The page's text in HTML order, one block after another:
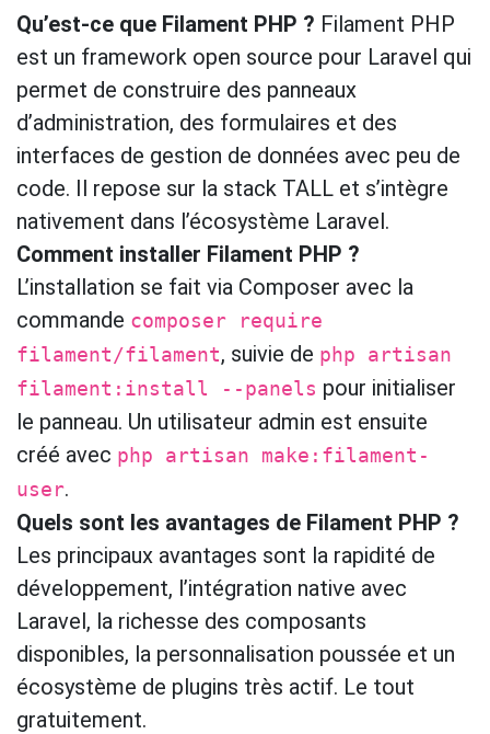
Qu’est-ce que Filament PHP ? Filament PHP
est un framework open source pour Laravel qui
permet de construire des panneaux
d’administration, des formulaires et des
interfaces de gestion de données avec peu de
code. Il repose sur la stack TALL et s’intègre
nativement dans l’écosystème Laravel.
Comment installer Filament PHP ?
L’installation se fait via Composer avec la
commande composer require
filament/filament, suivie de php artisan
filament:install --panels pour initialiser
le panneau. Un utilisateur admin est ensuite
créé avec php artisan make:filament-
user.
Quels sont les avantages de Filament PHP ?
Les principaux avantages sont la rapidité de
développement, l’intégration native avec
Laravel, la richesse des composants
disponibles, la personnalisation poussée et un
écosystème de plugins très actif. Le tout
gratuitement.